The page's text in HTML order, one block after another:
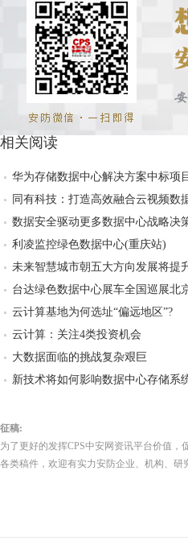
相关阅读
华为存储数据中心解决方案中标项
同有科技：打造高效融合云视频数
数据安全驱动更多数据中心战略决
利凌监控绿色数据中心(重庆站)
未来智慧城市朝五大方向发展将提
台达绿色数据中心展车全国巡展北
云计算基地为何选址“偏远地区”?
云计算：关注4类投资机会
大数据面临的挑战复杂艰巨
新技术将如何影响数据中心存储系
征稿:
为了更好的发挥CPS中安网资讯平台价值
各类稿件，欢迎有实力安防企业、机构、研